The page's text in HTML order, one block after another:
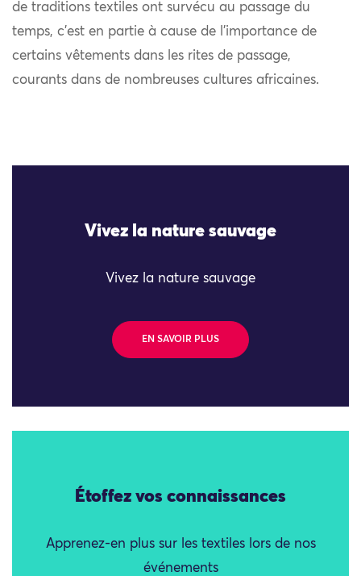
de traditions textiles ont survécu au passage du
temps, c’est en partie à cause de l’importance de
certains vêtements dans les rites de passage,
courants dans de nombreuses cultures africaines.
Vivez la nature sauvage
Vivez la nature sauvage
EN SAVOIR PLUS
Étoffez vos connaissances
Apprenez-en plus sur les textiles lors de nos
événements